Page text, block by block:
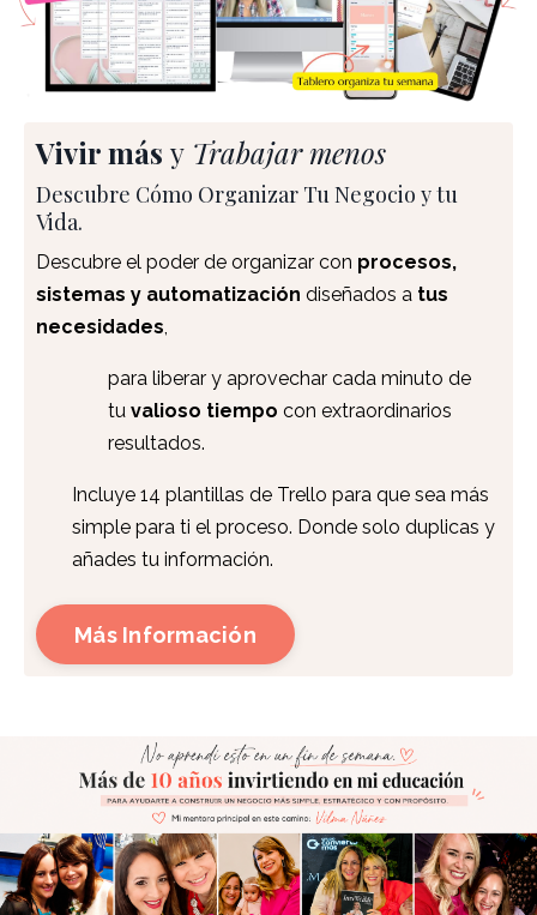
Vivir más y Trabajar menos
Descubre Cómo Organizar Tu Negocio y tu
Vida.
Descubre el poder de organizar con procesos,
sistemas y automatización diseñados a tus
necesidades,
para liberar y aprovechar cada minuto de
tu valioso tiempo con extraordinarios
resultados.
Incluye 14 plantillas de Trello para que sea más
simple para ti el proceso. Donde solo duplicas y
añades tu información.
Más Información